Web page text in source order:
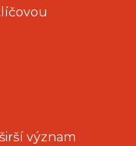
význam